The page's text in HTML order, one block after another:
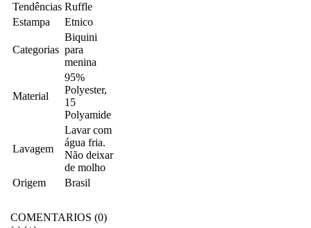
Tendências Ruffle
Estampa
Etnico
Categorias
Biquini
para
menina
Material
95%
Polyester,
15
Polyamide
Lavagem
Lavar com
água fria.
Não deixar
de molho
Origem
Brasil
COMENTARIOS (0)